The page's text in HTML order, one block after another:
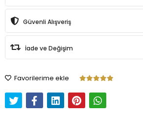
Güvenli Alışveriş
İade ve Değişim
Favorilerime ekle